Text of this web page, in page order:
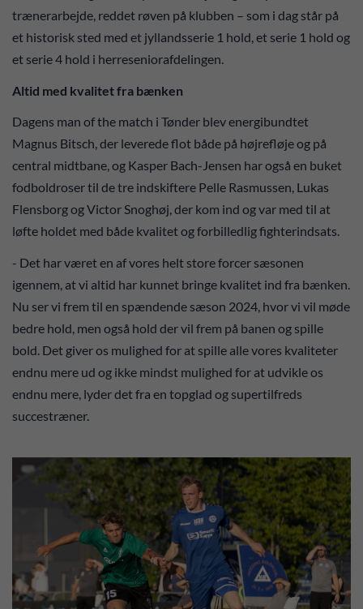
trænerarbejde, reddet røven på klubben – som i dag står på
et historisk sted med et jyllandsserie 1 hold, et serie 1 hold og
et serie 4 hold i herreseniorafdelingen.
Altid med kvalitet fra bænken
Dagens man of the match i Tønder blev energibundtet
Magnus Bitsch, der leverede flot både på højrefløje og på
central midtbane, og Kasper Bach-Jensen har også en buket
fodboldroser til de tre indskiftere Pelle Rasmussen, Lukas
Flensborg og Victor Snoghøj, der kom ind og var med til at
løfte holdet med både kvalitet og forbilledlig fighterindsats.
- Det har været en af vores helt store forcer sæsonen
igennem, at vi altid har kunnet bringe kvalitet ind fra bænken.
Nu ser vi frem til en spændende sæson 2024, hvor vi vil møde
bedre hold, men også hold der vil frem på banen og spille
bold. Det giver os mulighed for at spille alle vores kvaliteter
endnu mere ud og ikke mindst mulighed for at udvikle os
endnu mere, lyder det fra en topglad og supertilfreds
succestræner.